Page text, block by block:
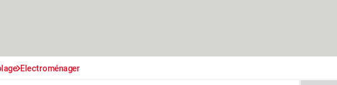
Electroménager